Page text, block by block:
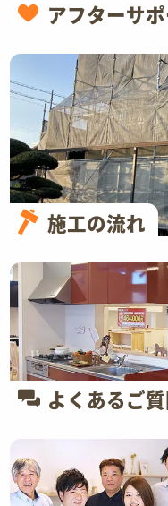
アフターサ
施工の流れ
よくあるご